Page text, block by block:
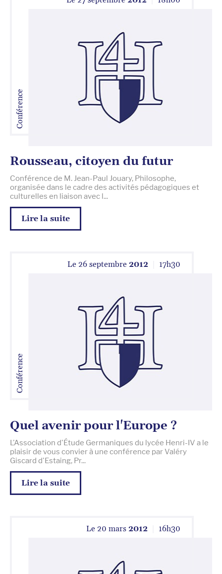
Conférence
Rousseau, citoyen du futur
Conférence de M. Jean-Paul Jouary, Philosophe,
organisée dans le cadre des activités pédagogiques et
culturelles en liaison avec l...
Lire la suite
Conférence
Le 26 septembre 2012 17h30
Quel avenir pour l'Europe ?
L'Association d'Étude Germaniques du lycée Henri-IV a le
plaisir de vous convier à une conférence par Valéry
Giscard d'Estaing, Pr...
Lire la suite
Le 20 mars 2012 16h30